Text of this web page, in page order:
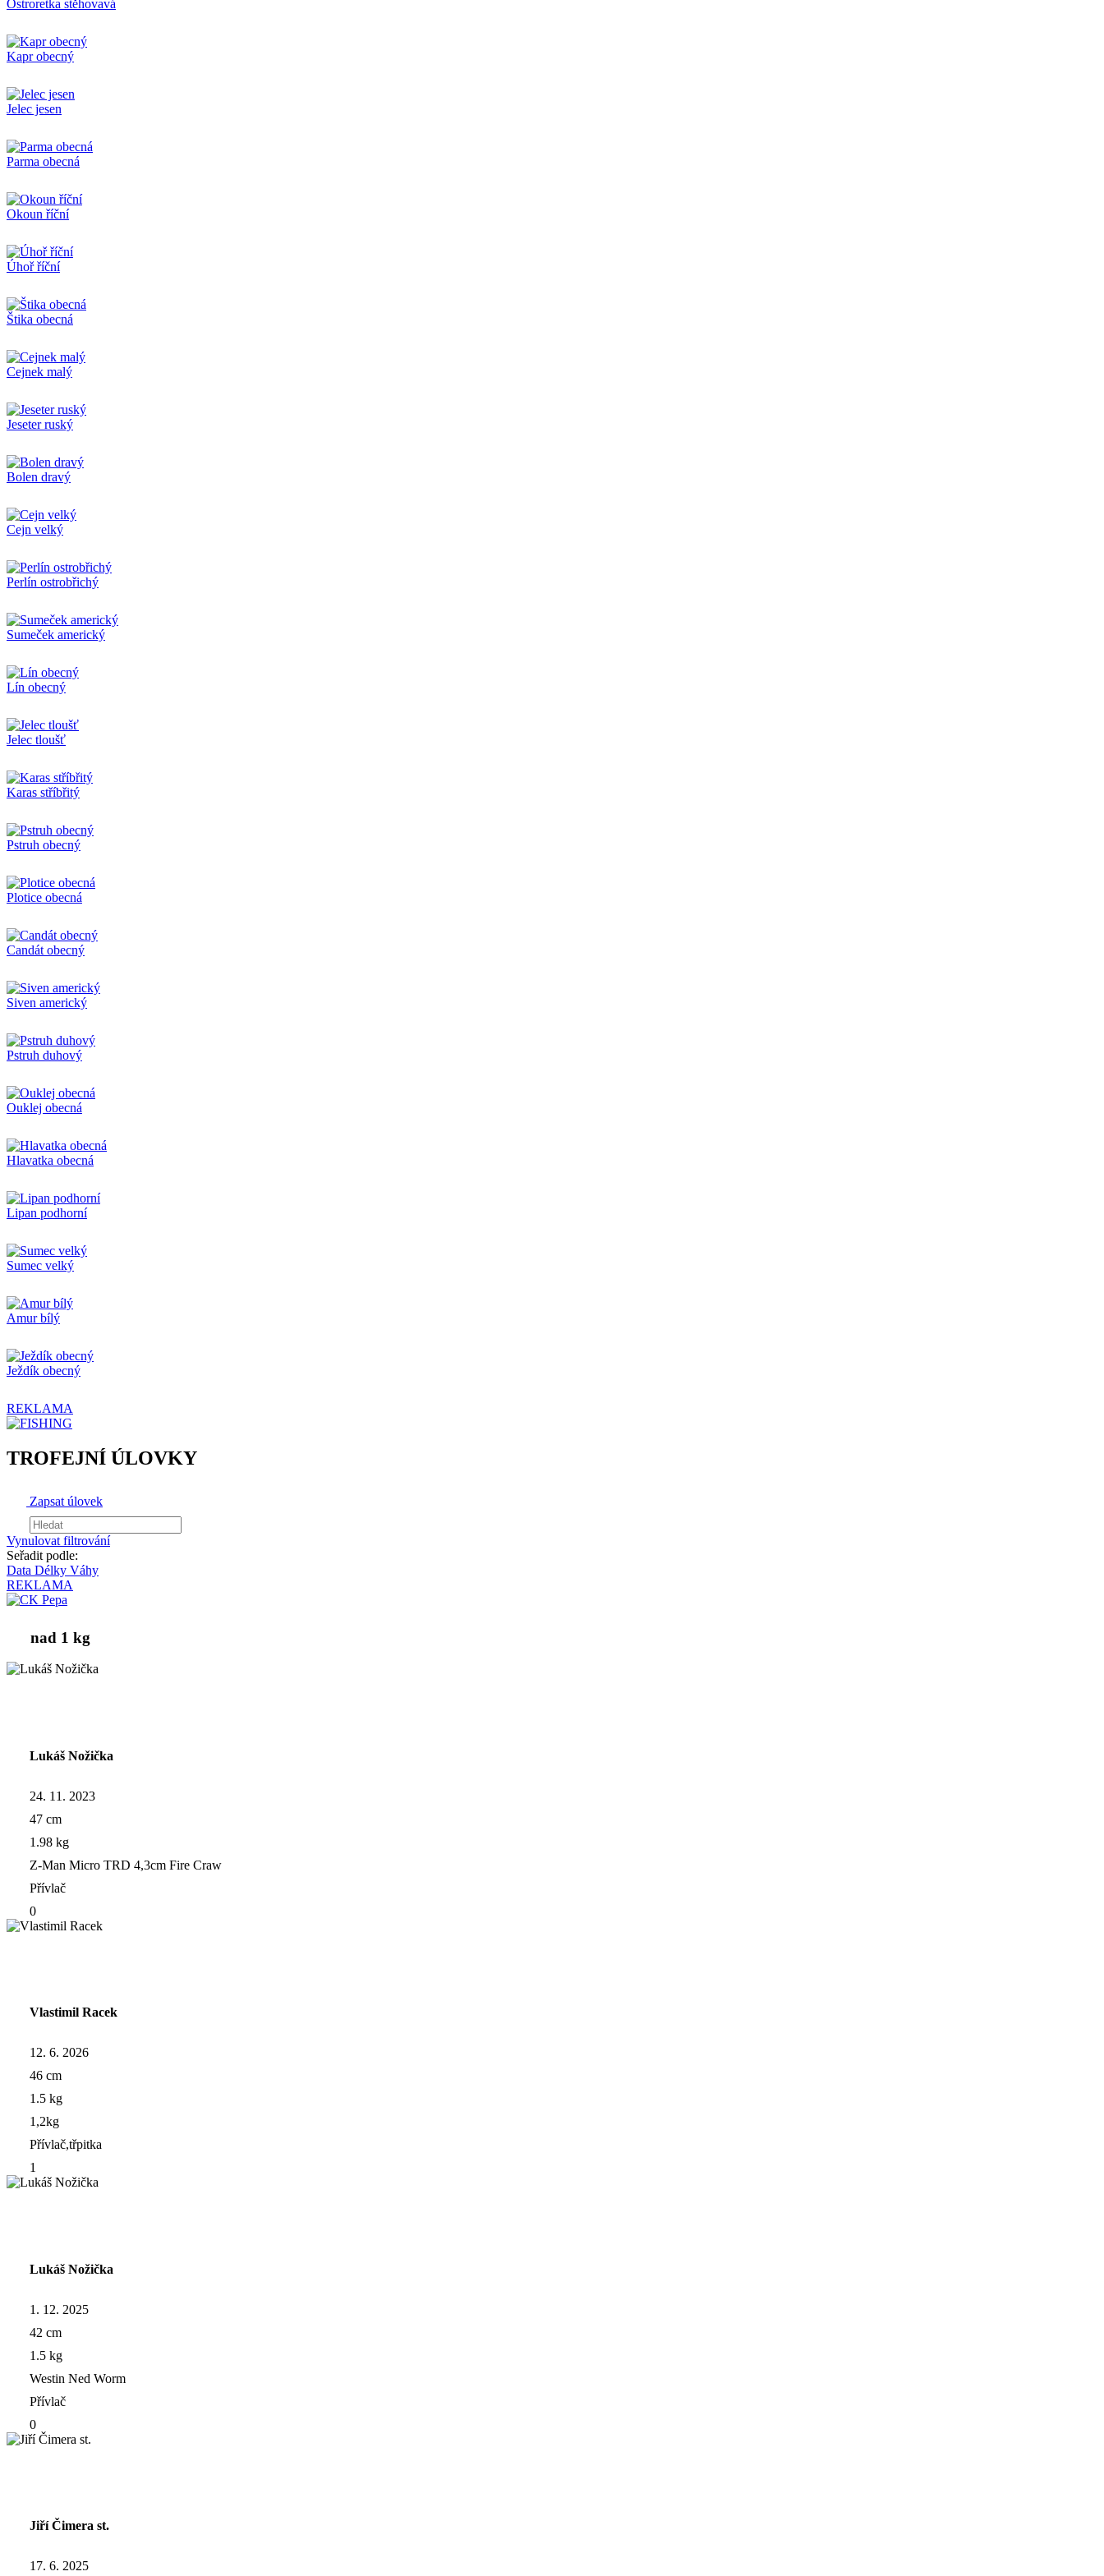
Ostroretka stěhovavá
Kapr obecný
Jelec jesen
Parma obecná
Okoun říční
Úhoř říční
Štika obecná
Cejnek malý
Jeseter ruský
Bolen dravý
Cejn velký
Perlín ostrobřichý
Sumeček americký
Lín obecný
Jelec tloušť
Karas stříbřitý
Pstruh obecný
Plotice obecná
Candát obecný
Siven americký
Pstruh duhový
Ouklej obecná
Hlavatka obecná
Lipan podhorní
Sumec velký
Amur bílý
Ježdík obecný
REKLAMA
TROFEJNÍ ÚLOVKY
Zapsat úlovek
Vynulovat filtrování
Seřadit podle:
Data Délky Váhy
REKLAMA
nad 1 kg
Lukáš Nožička
24. 11. 2023
47 cm
1.98 kg
Z-Man Micro TRD 4,3cm Fire Craw
Přívlač
0
Vlastimil Racek
12. 6. 2026
46 cm
1.5 kg
1,2kg
Přívlač,třpitka
1
Lukáš Nožička
1. 12. 2025
42 cm
1.5 kg
Westin Ned Worm
Přívlač
0
Jiří Čimera st.
17. 6. 2025